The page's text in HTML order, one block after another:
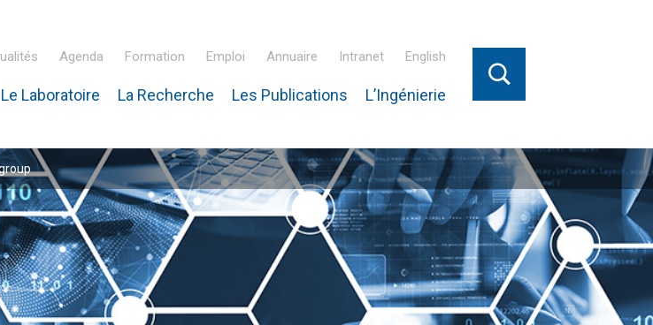
– IPHC
Agenda Formation Emploi Annuaire Intranet English
Le Laboratoire La Recherche Les Publications L’Ingénierie